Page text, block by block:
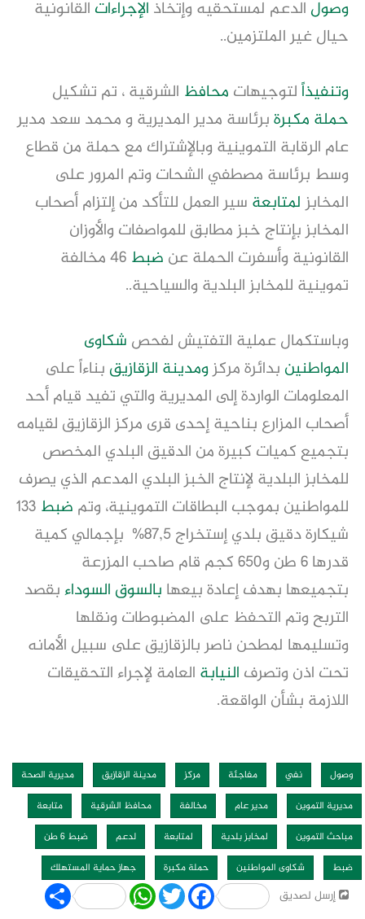
وصول الدعم لمستحقيه وإتخاذ الإجراءات القانونية
حيال غير الملتزمين..
وتنفيذاً لتوجيهات محافظ الشرقية ، تم تشكيل
حملة مكبرةبرئاسة مدير المديرية و محمد سعد مدير
عام الرقابة التموينية وبالإشتراك مع حملة من قطاع
وسط برئاسة مصطفي الشحات وتم المرور على
المخابزلمتابعة سير العمل للتأكد من إلتزام أصحاب
المخابز بإنتاج خبز مطابق للمواصفات والأوزان
القانونية وأسفرت الحملة عن ضبط
46 مخالفة
تموينية للمخابز البلدية والسياحية..
وباستكمال عملية التفتيش لفحص شكاوى
المواطنين بدائرة مركزومدينة الزقازيق بناءاً على
المعلومات الواردة إلى المديرية والتي تفيد قيام أحد
أصحاب المزارع بناحية إحدى قرى مركز الزقازيق لقيامه
بتجميع كميات كبيرة من الدقيق البلدي المخصص
للمخابز البلدية لإنتاج الخبز البلدي المدعم الذي يصرف
للمواطنين بموجب البطاقات التموينية، وتم ضبط 133
شيكارة دقيق بلدي إستخراج 87,5% بإجمالي كمية
قدرها 6 طن و650 كجم قام صاحب المزرعة
بتجميعها بهدف إعادة بيعها بالسوق السوداءبقصد
التربح وتم التحفظ على المضبوطات ونقلها
وتسليمها لمطحن ناصر بالزقازيق على سبيل الأمانه
تحت اذن وتصرف النيابة العامة لإجراء التحقيقات
اللازمة بشأن الواقعة.
وصول نفي مفاجئة مركز مدينة الزقازيق
مديرية الصحة
مديرية التموين
مدير عام مخالفة محافظ الشرقية
متابعة
مباحث التموين
لمخابز بلدية لمتابعة لدعم
ضبط 6 طن
ضبط
شكاوى المواطنين حملة مكبرة جهاز حماية المستهلك
إرسل لصديق Share WhatsApp
Twitter Facebook